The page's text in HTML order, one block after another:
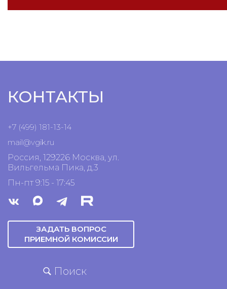
КОНТАКТЫ
+7 (499) 181-13-14
mail@vgik.ru
Россия, 129226 Москва, ул.
Вильгельма Пика, д.3
Пн-пт 9:15 - 17:45
ЗАДАТЬ ВОПРОС
ПРИЕМНОЙ КОМИССИИ
Поиск